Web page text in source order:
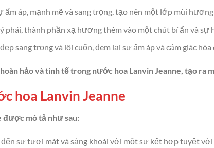
ấm áp, mạnh mẽ và sang trọng, tạo nên một lớp mùi
phái, thành phần xạ hương thêm vào một chút bí ẩn và
sang trọng và lôi cuốn, đem lại sự ấm áp và cảm giác
hảo và tinh tế trong nước hoa Lanvin Jeanne, tạo
hoa Lanvin Jeanne
được mô tả như sau:
sự tươi mát và sảng khoái với một sự kết hợp tuyệt vời